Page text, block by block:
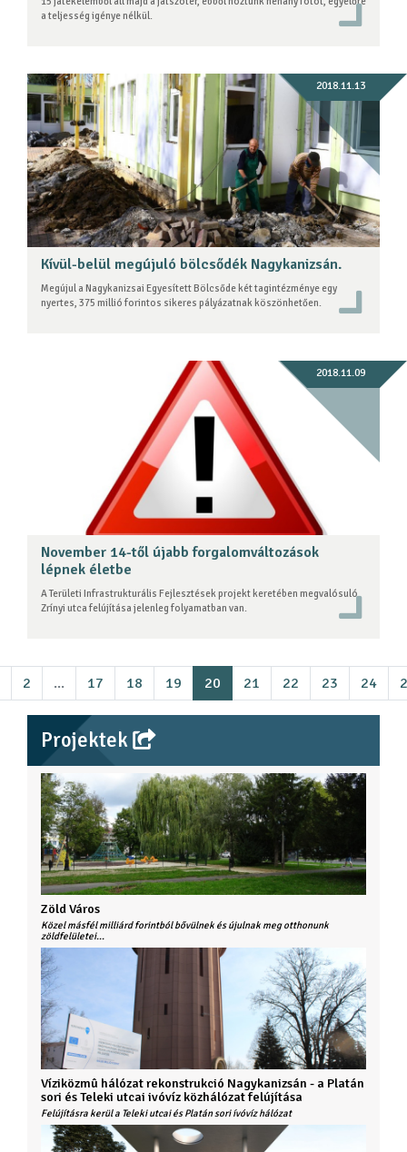
a teljesség igénye nélkül.
2018.11.13
Kívül-belül megújuló bölcsődék Nagykanizsán.
Megújul a Nagykanizsai Egyesített Bölcsőde két tagintézménye egy
nyertes, 375 millió forintos sikeres pályázatnak köszönhetően.
2018.11.09
November 14-től újabb forgalomváltozások
lépnek életbe
A Területi Infrastrukturális Fejlesztések projekt keretében megvalósuló
Zrínyi utca felújítása jelenleg folyamatban van.
2 ... 17 18 19 20 21 22 23 24
Projektek
Zöld Város
Közel másfél milliárd forintból bővülnek és újulnak meg otthonunk
zöldfelületei...
Víziközmû hálózat rekonstrukció Nagykanizsán - a Platán
sori és Teleki utcai ivóvíz közhálózat felújítása
Felújításra kerül a Teleki utcai és Platán sori ívóvíz hálózat